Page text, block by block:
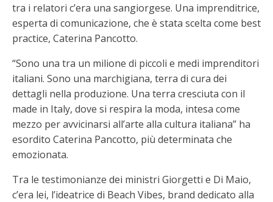
tra i relatori c’era una sangiorgese. Una imprenditrice,
esperta di comunicazione, che è stata scelta come best
practice, Caterina Pancotto.
“Sono una tra un milione di piccoli e medi imprenditori
italiani. Sono una marchigiana, terra di cura dei
dettagli nella produzione. Una terra cresciuta con il
made in Italy, dove si respira la moda, intesa come
mezzo per avvicinarsi all’arte alla cultura italiana” ha
esordito Caterina Pancotto, più determinata che
emozionata.
Tra le testimonianze dei ministri Giorgetti e Di Maio,
c’era lei, l’ideatrice di Beach Vibes, brand dedicato alla